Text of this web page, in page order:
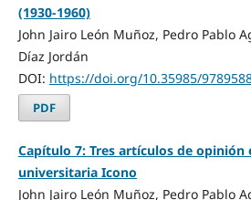
(1930-1960)
John Jairo León Muñoz, Pedro Pablo
Díaz Jordán
DOI: https://doi.org/10.35985/
PDF
Capítulo 7: Tres artículos de opinión
universitaria Icono
John Jairo León Muñoz, Pedro Pablo